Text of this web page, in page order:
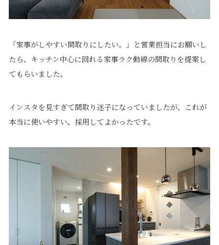
プライバシーポリシー
「家事がしやすい間取りにしたい。」と営業担当にお願いし
たら、キッチン中心に回れる家事ラク動線の間取りを提案し
てもらいました。
インスタを見すぎて間取り迷子になっていましたが、これが
本当に使いやすい。採用してよかったです。